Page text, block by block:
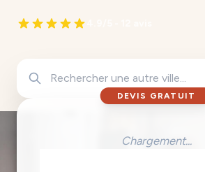
DEVIS GRATUIT
Chargement...